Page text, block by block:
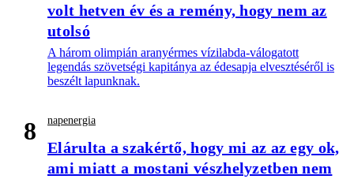
volt hetven év és a remény, hogy nem az
utolsó
A három olimpián aranyérmes vízilabda-válogatott
legendás szövetségi kapitánya az édesapja elvesztéséről is
beszélt lapunknak.
8 napenergia
Elárulta a szakértő, hogy mi az az egy ok,
ami miatt a mostani vészhelyzetben nem